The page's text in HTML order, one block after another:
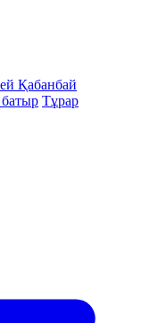
Қабанбай
Тұрар